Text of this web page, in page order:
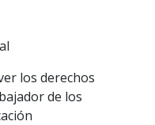
los derechos
de los